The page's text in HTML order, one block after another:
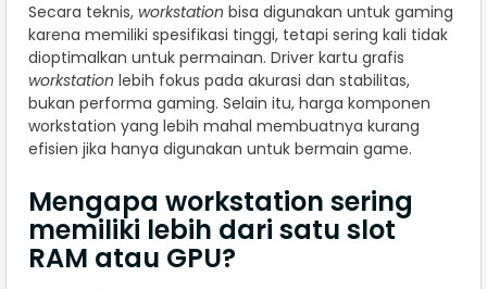
Secara teknis, workstation bisa digunakan untuk gaming
karena memiliki spesifikasi tinggi, tetapi sering kali tidak
dioptimalkan untuk permainan. Driver kartu grafis
workstation lebih fokus pada akurasi dan stabilitas,
bukan performa gaming. Selain itu, harga komponen
workstation yang lebih mahal membuatnya kurang
efisien jika hanya digunakan untuk bermain game.
Mengapa workstation sering
memiliki lebih dari satu slot
RAM atau GPU?